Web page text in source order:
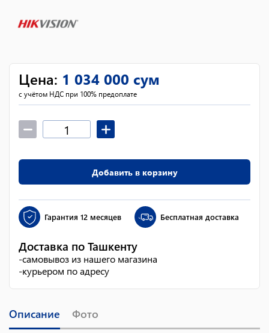
Цена: 1 034 000 сум
с учётом НДС при 100% предоплате
Добавить в корзину
Гарантия 12 месяцев Бесплатная доставка
Доставка по Ташкенту
-самовывоз из нашего магазина
-курьером по адресу
Описание Фото